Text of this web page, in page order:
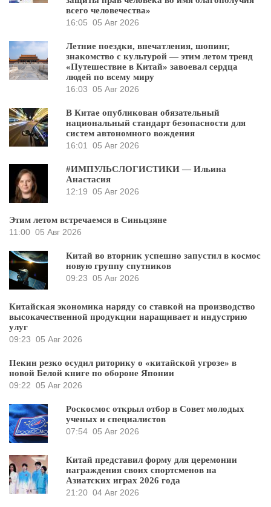
всего человечества»
16:05 05 Авг 2026
Летние поездки, впечатления, шопинг,
знакомство с культурой — этим летом тренд
«Путешествие в Китай» завоевал сердца
людей по всему миру
16:03 05 Авг 2026
В Китае опубликован обязательный
национальный стандарт безопасности для
систем автономного вождения
16:01
05 Авг 2026
#ИМПУЛЬСЛОГИСТИКИ — Ильина
Анастасия
12:19 05 Авг 2026
Этим летом встречаемся в Синьцзяне
11:00 05 Авг 2026
Китай во вторник успешно запустил в космос
новую группу спутников
09:23 05 Авг 2026
Китайская экономика наряду со ставкой на производство
высокачественной продукции наращивает и индустрию
улуг
09:23 05 Авг 2026
Пекин резко осудил риторику о «китайской угрозе» в
новой Белой книге по обороне Японии
09:22 05 Авг 2026
Роскосмос открыл отбор в Совет молодых
ученых и специалистов
07:54 05 Авг 2026
Китай представил форму для церемонии
награждения своих спортсменов на
Азиатских играх 2026 года
21:20 04 Авг 2026